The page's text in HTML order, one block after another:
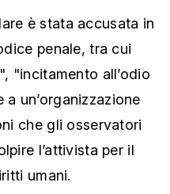
è stata accusata in
penale, tra cui
"incitamento all’odio
un’organizzazione
che gli osservatori
l’attivista per il
umani.